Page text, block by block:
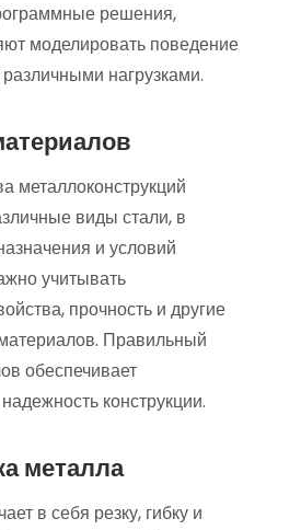
решения,
моделировать поведение
нагрузками.
металлоконструкций
виды стали, в
и условий
учитывать
прочность и другие
Правильный
обеспечивает
конструкции.
металла
в себя резку, гибку и